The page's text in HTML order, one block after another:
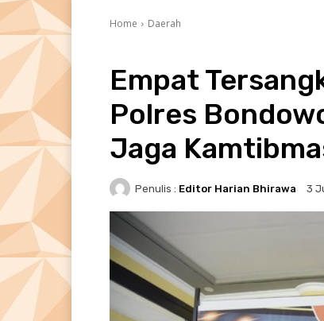
Home Daerah
Empat
Polres
Jaga
Penulis : Editor Harian Bhirawa 3